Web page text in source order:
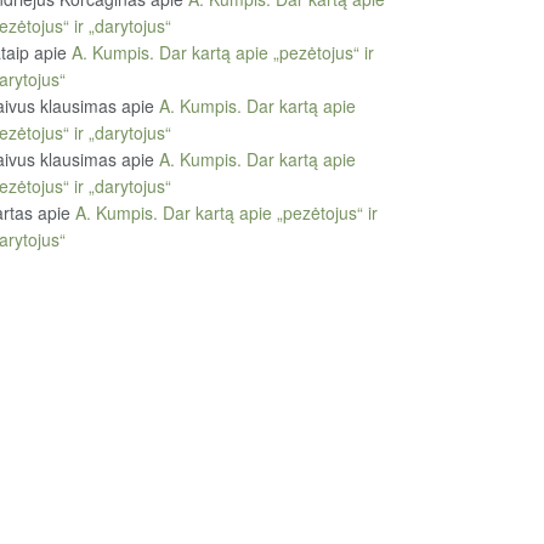
ir „darytojus“
apie A. Kumpis. Dar kartą apie „pezėtojus“ ir
klausimasapie A. Kumpis. Dar kartą apie
ir „darytojus“
klausimasapie A. Kumpis. Dar kartą apie
ir „darytojus“
apie A. Kumpis. Dar kartą apie „pezėtojus“ ir